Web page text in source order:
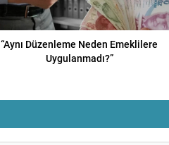
“Aynı Düzenleme Neden Emeklilere
Uygulanmadı?”